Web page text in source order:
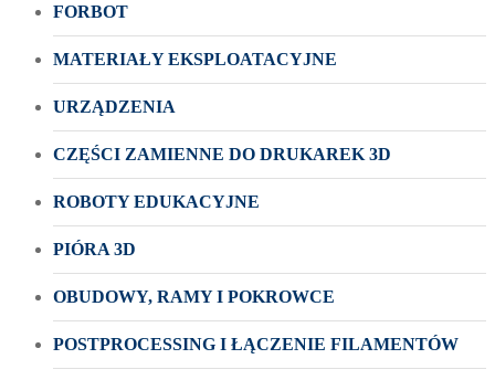
FORBOT
MATERIAŁY EKSPLOATACYJNE
URZĄDZENIA
CZĘŚCI ZAMIENNE DO DRUKAREK 3D
ROBOTY EDUKACYJNE
PIÓRA 3D
OBUDOWY, RAMY I POKROWCE
POSTPROCESSING I ŁĄCZENIE FILAMENTÓW